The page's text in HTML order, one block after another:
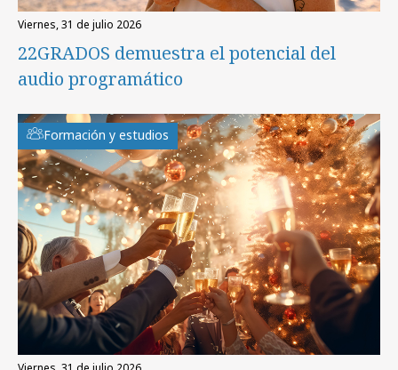
viernes, 31 de julio 2026
22GRADOS demuestra el potencial del
audio programático
Formación y estudios